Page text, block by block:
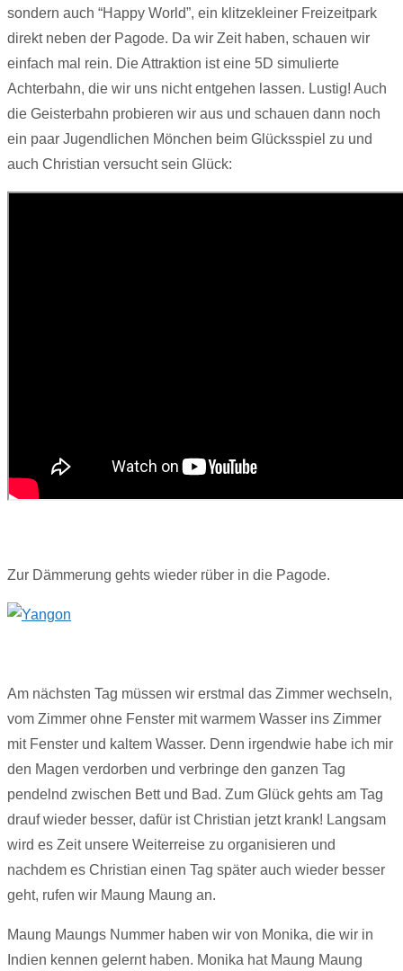
sondern auch “Happy World”, ein klitzekleiner Freizeitpark
direkt neben der Pagode. Da wir Zeit haben, schauen wir
einfach mal rein. Die Attraktion ist eine 5D simulierte
Achterbahn, die wir uns nicht entgehen lassen. Lustig! Auch
die Geisterbahn probieren wir aus und schauen dann noch
ein paar Jugendlichen Mönchen beim Glücksspiel zu und
auch Christian versucht sein Glück:
Zur Dämmerung gehts wieder rüber in die Pagode.
Am nächsten Tag müssen wir erstmal das Zimmer wechseln,
vom Zimmer ohne Fenster mit warmem Wasser ins Zimmer
mit Fenster und kaltem Wasser. Denn irgendwie habe ich mir
den Magen verdorben und verbringe den ganzen Tag
pendelnd zwischen Bett und Bad. Zum Glück gehts am Tag
drauf wieder besser, dafür ist Christian jetzt krank! Langsam
wird es Zeit unsere Weiterreise zu organisieren und
nachdem es Christian einen Tag später auch wieder besser
geht, rufen wir Maung Maung an.
Maung Maungs Nummer haben wir von Monika, die wir in
Indien kennen gelernt haben. Monika hat Maung Maung